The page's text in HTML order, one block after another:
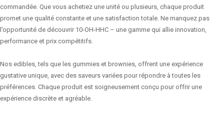
commandée. Que vous achetiez une unité ou plusieurs, chaque produit
promet une qualité constante et une satisfaction totale. Ne manquez pas
l’opportunité de découvrir 10-OH-HHC – une gamme qui allie innovation,
performance et prix compétitifs.
Nos edibles, tels que les gummies et brownies, offrent une expérience
gustative unique, avec des saveurs variées pour répondre à toutes les
préférences. Chaque produit est soigneusement conçu pour offrir une
expérience discrète et agréable.